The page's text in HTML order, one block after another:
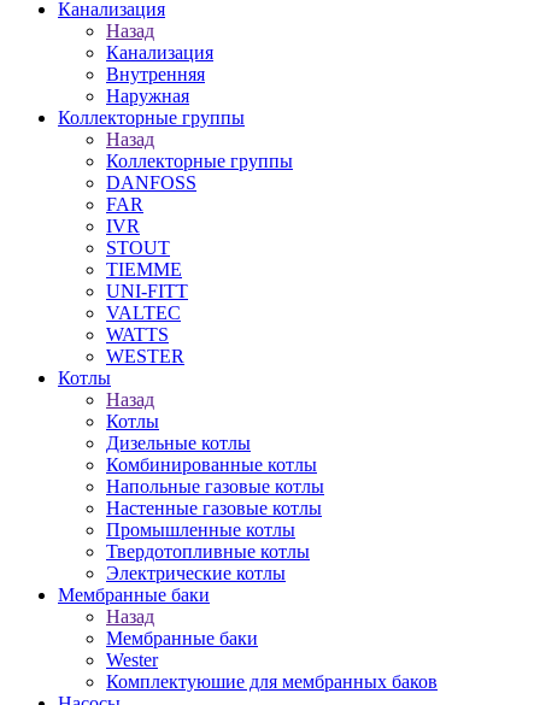
Канализация
Назад
Канализация
Внутренняя
Наружная
Коллекторные группы
Назад
Коллекторные группы
DANFOSS
FAR
IVR
STOUT
TIEMME
UNI-FITT
VALTEC
WATTS
WESTER
Котлы
Назад
Котлы
Дизельные котлы
Комбинированные котлы
Напольные газовые котлы
Настенные газовые котлы
Промышленные котлы
Твердотопливные котлы
Электрические котлы
Мембранные баки
Назад
Мембранные баки
Wester
Комплектуюшие для мембранных баков